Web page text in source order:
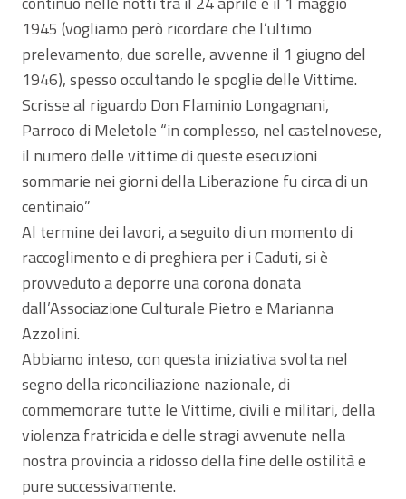
1945 (vogliamo però ricordare che l’ultimo
prelevamento, due sorelle, avvenne il 1 giugno del
1946), spesso occultando le spoglie delle Vittime.
Scrisse al riguardo Don Flaminio Longagnani,
Parroco di Meletole “in complesso, nel castelnovese,
il numero delle vittime di queste esecuzioni
sommarie nei giorni della Liberazione fu circa di un
centinaio”
Al termine dei lavori, a seguito di un momento di
raccoglimento e di preghiera per i Caduti, si è
provveduto a deporre una corona donata
dall’Associazione Culturale Pietro e Marianna
Azzolini.
Abbiamo inteso, con questa iniziativa svolta nel
segno della riconciliazione nazionale, di
commemorare tutte le Vittime, civili e militari, della
violenza fratricida e delle stragi avvenute nella
nostra provincia a ridosso della fine delle ostilità e
pure successivamente.